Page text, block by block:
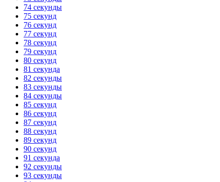
74 секунды
75 секунд
76 секунд
77 секунд
78 секунд
79 секунд
80 секунд
81 секунда
82 секунды
83 секунды
84 секунды
85 секунд
86 секунд
87 секунд
88 секунд
89 секунд
90 секунд
91 секунда
92 секунды
93 секунды